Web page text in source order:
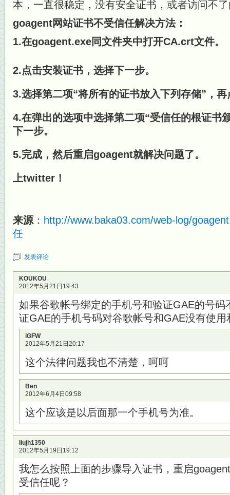
本，一直很稳定，没有安全证书，或者访问不
goagent网站证书不受信任解决方法：
1.在goagent.exe同文件夹中打开CA.crt文件。
2.点击安装证书，选择下一步。
3.选择第二项“将所有的证书放入下列存储”，
4.在弹出的选项中选择第二项“受信任的根证书
下一步。
5.完成，然后重启goagent就解决问题了。
上twitter！
来源 ： http://www.baka03.com/web-log/
任
发表评论
KOUKOU
2012年5月21日19:43
如果谷歌帐号绑定的手机号和验证GAE的号码
证GAE的手机号码对谷歌帐号和GAE没有使
iGFW
2012年5月21日20:17
这个法律问题我也不清楚，呵呵
Ben
2012年6月4日09:58
这个应该是以后面那一个手机号为准。
liujh1350
2012年5月19日19:12
我怎么按照上面的步骤导入证书，重启
受信任呢？